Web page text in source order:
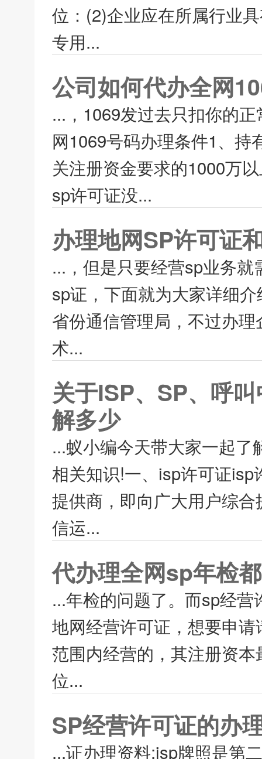
位：(2)企业应在所属行业
专用...
公司如何代办全网
...，1069发过去只扣你的
网1069号码办理条件1、持
关注册资金要求的1000万
sp许可证没...
办理地网SP许可证
...，但是只要经营sp业务
sp证，下面就为大家详细
省份通信管理局，不过办
术...
关于ISP、SP、呼
解多少
...蚁小编今天带大家一起
相关知识!一、isp许可证
提供商，即向广大用户综
信运...
代办理全网sp年检
...年检的问题了。而sp经
地网经营许可证，想要申
范围内经营的，其注册资
位...
SP经营许可证的办
...证办理资料;isp牌照是第